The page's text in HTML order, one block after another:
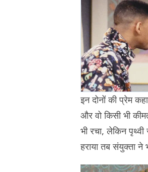
इन दोनों की प्रेम
और वो किसी भी
भी रचा, लेकिन पृथ्वी
हराया तब संयुक्ता ने